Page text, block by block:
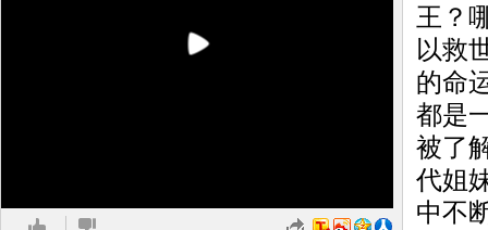
王？
以救
的命
都是
被了
代姐
中不